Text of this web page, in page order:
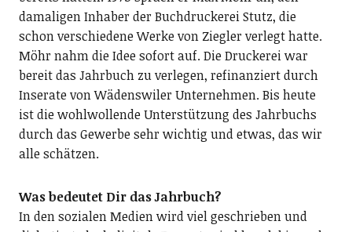
damaligen Inhaber der Buchdruckerei Stutz, die
schon verschiedene Werke von Ziegler verlegt hatte.
Möhr nahm die Idee sofort auf. Die Druckerei war
bereit das Jahrbuch zu verlegen, refinanziert durch
Inserate von Wädenswiler Unternehmen. Bis heute
ist die wohlwollende Unterstützung des Jahrbuchs
durch das Gewerbe sehr wichtig und etwas, das wir
alle schätzen.
Was bedeutet Dir das Jahrbuch?
In den sozialen Medien wird viel geschrieben und